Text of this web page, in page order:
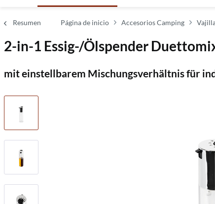
Resumen Página de inicio Accesorios Camping
2-in-1 Essig-/Ölspender
mit einstellbarem Mischungsverhältnis für